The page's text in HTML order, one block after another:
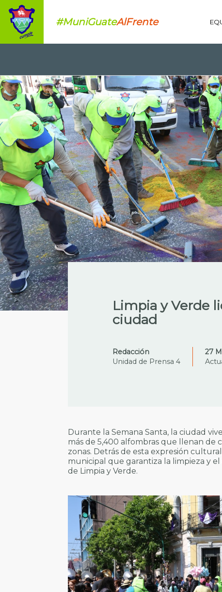
#MuniGuateAlFrente
Limpia y Verde
ciudad
Redacción
Unidad de Prensa 4
27
Durante la Semana Santa, la ciudad
más de 5,400 alfombras que llenan de
zonas. Detrás de esta expresión
municipal que garantiza la limpieza y
de Limpia y Verde.